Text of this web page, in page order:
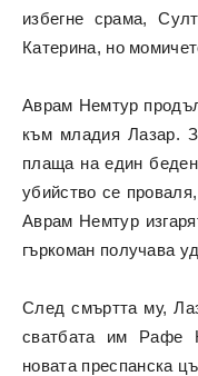
избегне срама,
Катерина, но
Аврам Немтур
към младия Лазар.
плаща на един
убийство се
Аврам Немтур
гъркоман получава
След смъртта му,
сватбата им Рафе
новата преспанска